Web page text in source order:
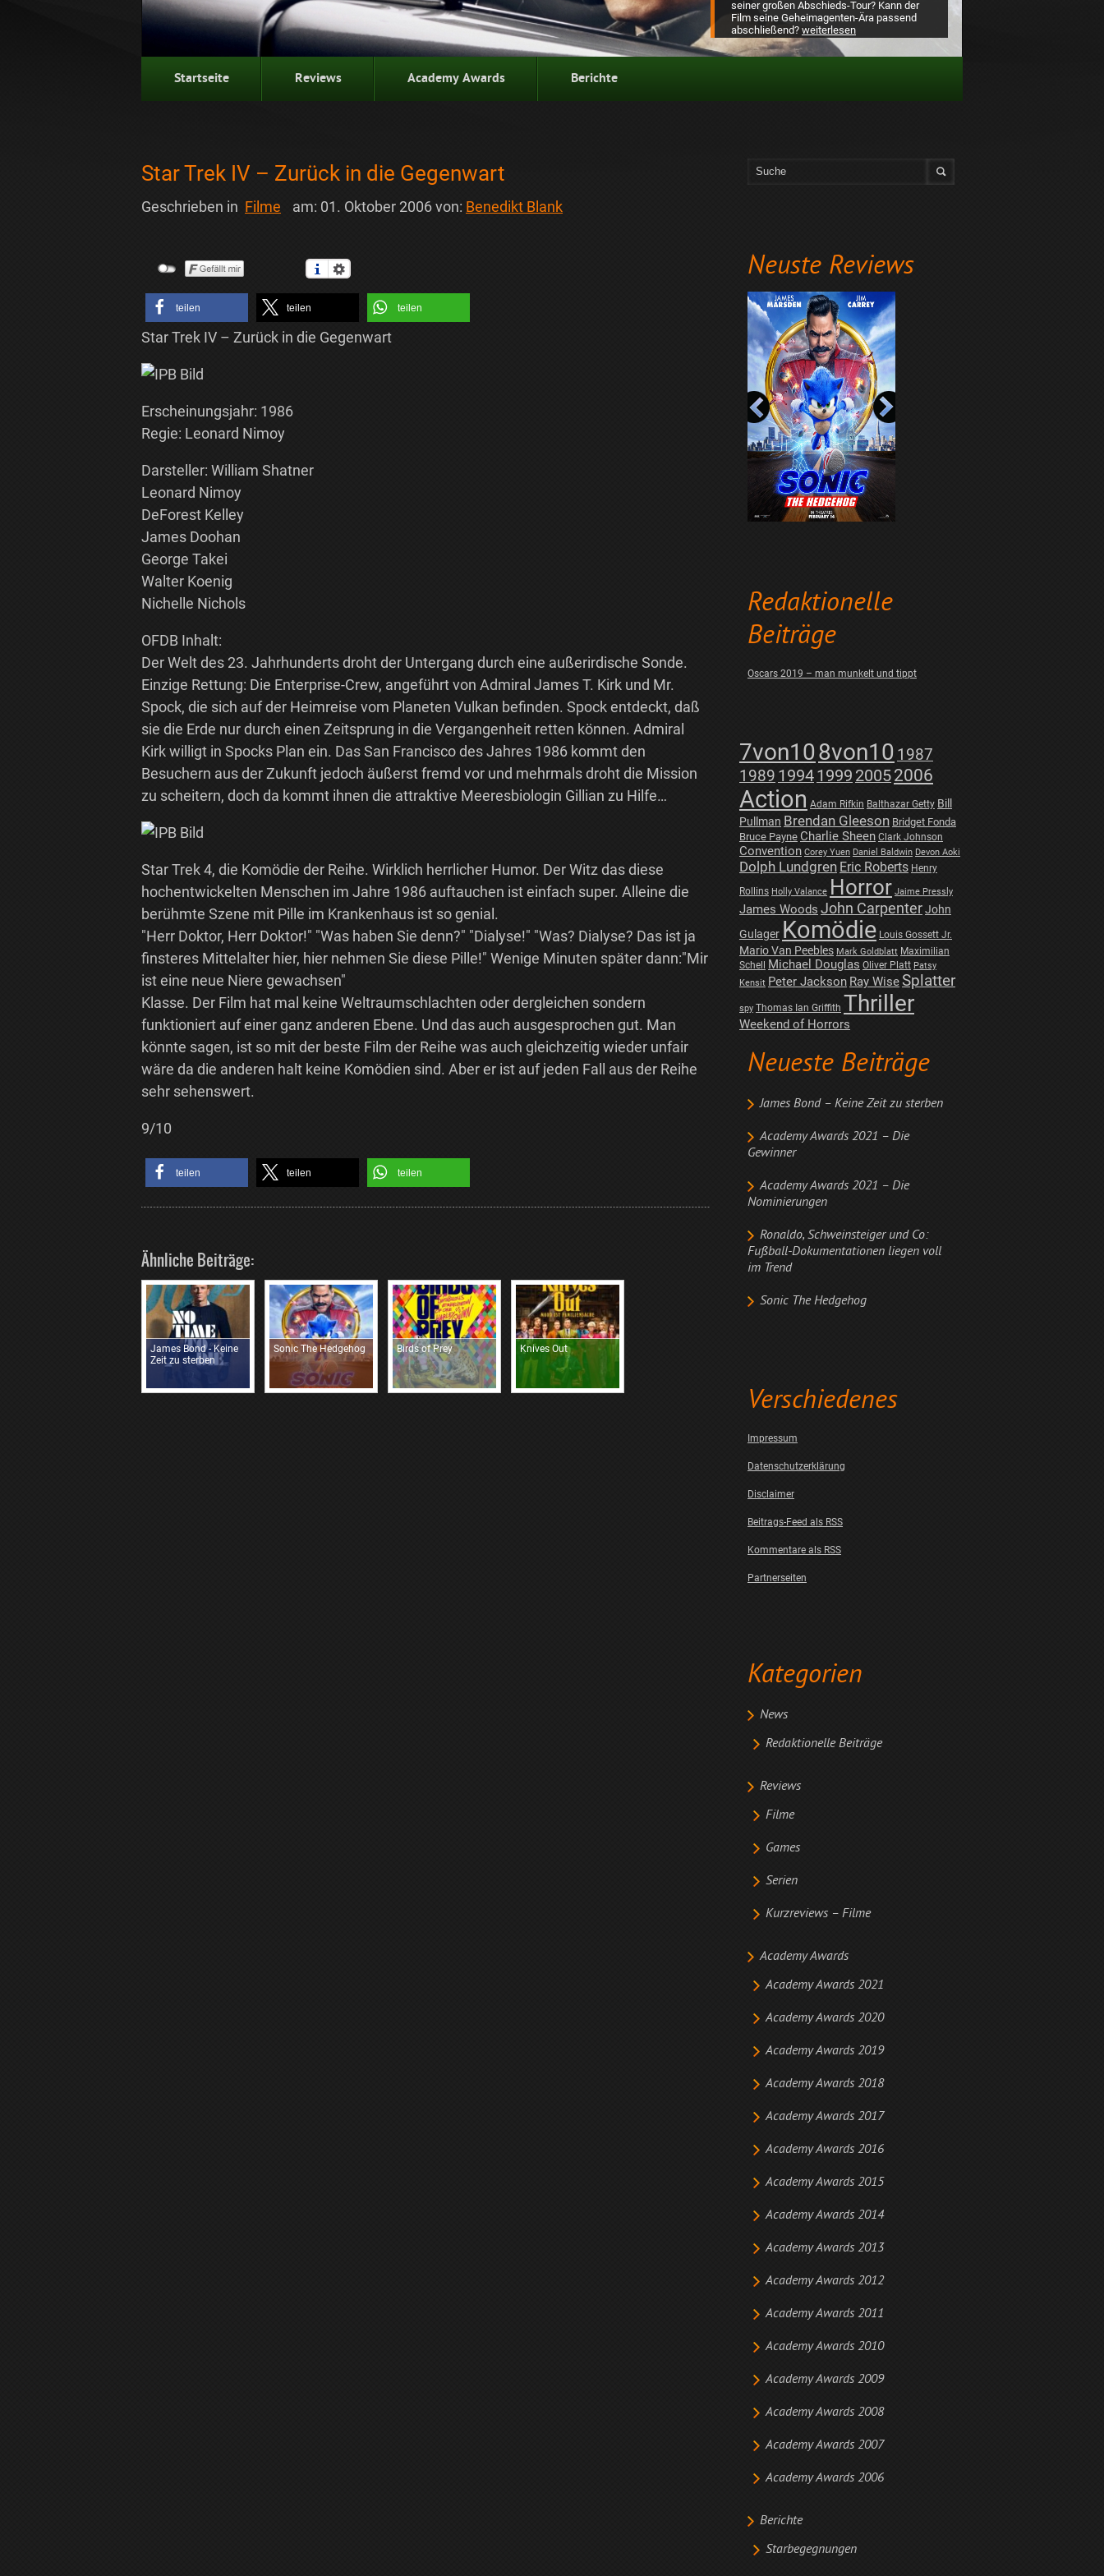
seiner großen Abschieds-Tour? Kann der
Film seine Geheimagenten-Ära passend
abschließend? weiterlesen
Startseite Reviews Academy Awards Berichte
Neuste Reviews
Redaktionelle
Beiträge
Oscars 2019 – man munkelt und tippt
7von108von10 1987
1989 19941999 20052006
Action Adam Rifkin Balthazar Getty Bill
Pullman Brendan Gleeson Bridget Fonda
Bruce Payne Charlie Sheen Clark Johnson
Convention Corey Yuen Daniel Baldwin Devon Aoki
Dolph Lundgren Eric Roberts Henry
Rollins Holly Valance Horror Jaime Pressly
James Woods John CarpenterJohn
Gulager Komödie Louis Gossett Jr.
Mario Van Peebles Mark Goldblatt Maximilian
Schell
Michael Douglas Oliver Platt Patsy
Kensit Peter Jackson Ray WiseSplatter
spy Thomas Ian Griffith Thriller
Weekend of Horrors
Neueste Beiträge
James Bond – Keine Zeit zu sterben
Academy Awards 2021 – Die
Gewinner
Academy Awards 2021 – Die
Nominierungen
Ronaldo, Schweinsteiger und Co:
Fußball-Dokumentationen liegen voll
im Trend
Sonic The Hedgehog
Verschiedenes
Impressum
Datenschutzerklärung
Disclaimer
Beitrags-Feed als RSS
Kommentare als RSS
Partnerseiten
Kategorien
News
Redaktionelle Beiträge
Reviews
Filme
Games
Serien
Kurzreviews – Filme
Academy Awards
Academy Awards 2021
Academy Awards 2020
Academy Awards 2019
Academy Awards 2018
Academy Awards 2017
Academy Awards 2016
Academy Awards 2015
Academy Awards 2014
Academy Awards 2013
Academy Awards 2012
Academy Awards 2011
Academy Awards 2010
Academy Awards 2009
Academy Awards 2008
Academy Awards 2007
Academy Awards 2006
Berichte
Starbegegnungen
Star Trek IV – Zurück in die Gegenwart
Geschrieben in Filme am: 01. Oktober 2006von: Benedikt Blank
teilen teilen teilen
Star Trek IV – Zurück in die Gegenwart
Erscheinungsjahr: 1986
Regie: Leonard Nimoy
Darsteller: William Shatner
Leonard Nimoy
DeForest Kelley
James Doohan
George Takei
Walter Koenig
Nichelle Nichols
OFDB Inhalt:
Der Welt des 23. Jahrhunderts droht der Untergang durch eine außerirdische Sonde.
Einzige Rettung: Die Enterprise-Crew, angeführt von Admiral James T. Kirk und Mr.
Spock, die sich auf der Heimreise vom Planeten Vulkan befinden. Spock entdeckt, daß
sie die Erde nur durch einen Zeitsprung in die Vergangenheit retten können. Admiral
Kirk willigt in Spocks Plan ein. Das San Francisco des Jahres 1986 kommt den
Besuchern aus der Zukunft jedoch äußerst fremd vor und mehrmals droht die Mission
zu scheitern, doch da kommt ihnen die attraktive Meeresbiologin Gillian zu Hilfe…
Star Trek 4, die Komödie der Reihe. Wirklich herrlicher Humor. Der Witz das diese
hochentwickelten Menschen im Jahre 1986 auftauchen ist einfach super. Alleine die
berühmte Szene mit Pille im Krankenhaus ist so genial.
"Herr Doktor, Herr Doktor!" "Was haben Sie denn?" "Dialyse!" "Was? Dialyse? Das ist ja
finsteres Mittelalter hier, hier nehmen Sie diese Pille!" Wenige Minuten später dann:"Mir
ist eine neue Niere gewachsen"
Klasse. Der Film hat mal keine Weltraumschlachten oder dergleichen sondern
funktioniert auf einer ganz anderen Ebene. Und das auch ausgesprochen gut. Man
könnte sagen, ist so mit der beste Film der Reihe was auch gleichzeitig wieder unfair
wäre da die anderen halt keine Komödien sind. Aber er ist auf jeden Fall aus der Reihe
sehr sehenswert.
9/10
teilen teilen teilen
Ähnliche Beiträge:
James Bond - Keine
Zeit zu sterben
Sonic The Hedgehog Birds of Prey Knives Out